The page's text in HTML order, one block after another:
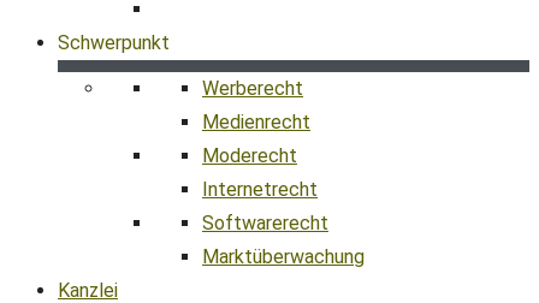
Schwerpunkt
Werberecht
Medienrecht
Moderecht
Internetrecht
Softwarerecht
Marktüberwachung
Kanzlei